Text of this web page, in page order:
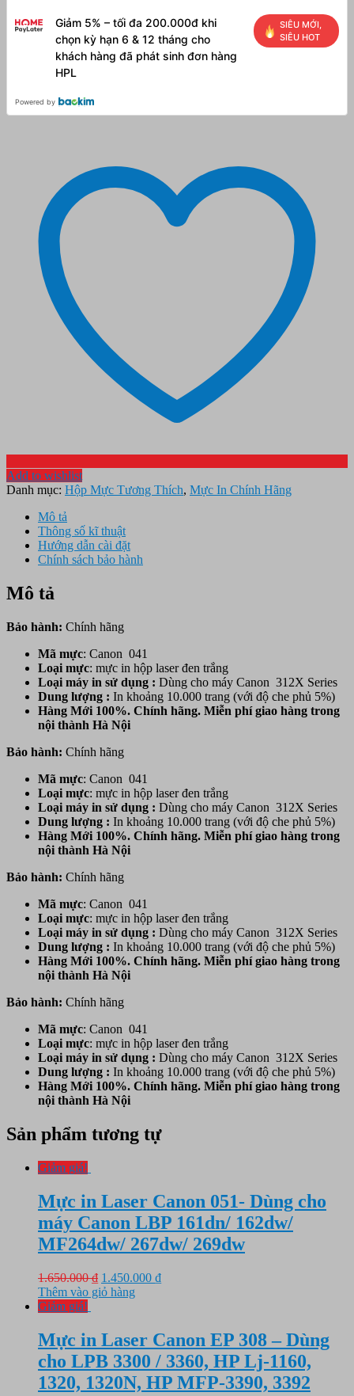
Giảm 5% – tối đa 200.000đ khi
chọn kỳ hạn 6 & 12 tháng cho
khách hàng đã phát sinh đơn hàng
HPL
SIÊU MỚI,
SIÊU HOT
Powered by
Add to wishlist
Danh mục: Hộp Mực Tương Thích, Mực In Chính Hãng
Mô tả
Thông số kĩ thuật
Hướng dẫn cài đặt
Chính sách bảo hành
Mô tả
Bảo hành: Chính hãng
Mã mực: Canon 041
Loại mực: mực in hộp laser đen trắng
Loại máy in sử dụng : Dùng cho máy Canon 312X Series
Dung lượng : In khoảng 10.000 trang (với độ che phủ 5%)
Hàng Mới 100%. Chính hãng. Miễn phí giao hàng trong
nội thành Hà Nội
Bảo hành: Chính hãng
Mã mực: Canon 041
Loại mực: mực in hộp laser đen trắng
Loại máy in sử dụng : Dùng cho máy Canon 312X Series
Dung lượng : In khoảng 10.000 trang (với độ che phủ 5%)
Hàng Mới 100%. Chính hãng. Miễn phí giao hàng trong
nội thành Hà Nội
Bảo hành: Chính hãng
Mã mực: Canon 041
Loại mực: mực in hộp laser đen trắng
Loại máy in sử dụng : Dùng cho máy Canon 312X Series
Dung lượng : In khoảng 10.000 trang (với độ che phủ 5%)
Hàng Mới 100%. Chính hãng. Miễn phí giao hàng trong
nội thành Hà Nội
Bảo hành: Chính hãng
Mã mực: Canon 041
Loại mực: mực in hộp laser đen trắng
Loại máy in sử dụng : Dùng cho máy Canon 312X Series
Dung lượng : In khoảng 10.000 trang (với độ che phủ 5%)
Hàng Mới 100%. Chính hãng. Miễn phí giao hàng trong
nội thành Hà Nội
Sản phẩm tương tự
Giảm giá!
Mực in Laser Canon 051- Dùng cho
máy Canon LBP 161dn/ 162dw/
MF264dw/ 267dw/ 269dw
1.650.000₫ Giá
gốc
1.450.000 ₫Giá
1.450.000 ₫.
Thêm vào giỏ hàng
Giảm giá!
Mực in Laser Canon EP 308 – Dùng
cho LPB 3300 / 3360, HP Lj-1160,
1320, 1320N, HP MFP-3390, 3392